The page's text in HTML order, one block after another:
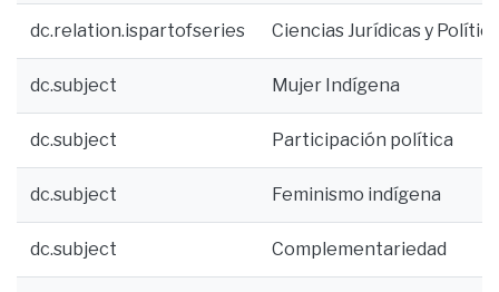
dc.relation.ispartofseries Ciencias Jurídicas y
dc.subject Mujer Indígena
dc.subject Participación política
dc.subject Feminismo indígena
dc.subject Complementariedad